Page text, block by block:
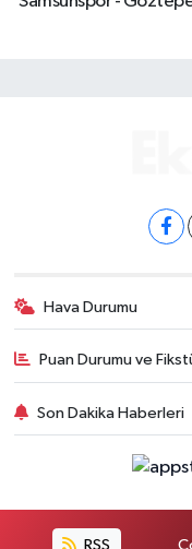
Hava Durumu
Puan Durumu ve
Son Dakika Haberleri
RSS